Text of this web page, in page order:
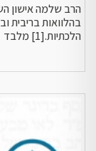
הרב שלמה אישון
בהלוואות בריבית
הלכתיות.[1] מלבד